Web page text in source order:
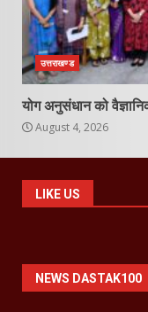
उत्तराखण्ड
योग अनुसंधान को
August 4, 2026
LIKE US
NEWS DASTAK100